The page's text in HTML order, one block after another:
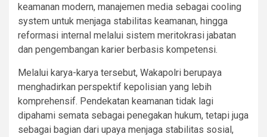
keamanan modern, manajemen media sebagai cooling
system untuk menjaga stabilitas keamanan, hingga
reformasi internal melalui sistem meritokrasi jabatan
dan pengembangan karier berbasis kompetensi.
Melalui karya-karya tersebut, Wakapolri berupaya
menghadirkan perspektif kepolisian yang lebih
komprehensif. Pendekatan keamanan tidak lagi
dipahami semata sebagai penegakan hukum, tetapi juga
sebagai bagian dari upaya menjaga stabilitas sosial,